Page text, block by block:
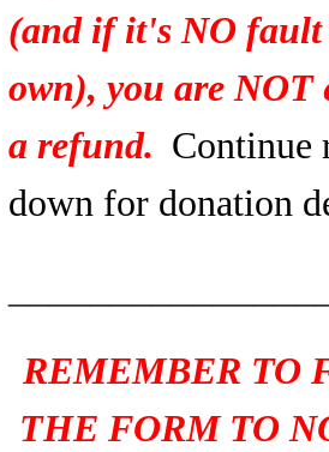
(and if it's NO
own), you are NOT
a refund. Continue
down for donation
REMEMBER TO
THE FORM TO